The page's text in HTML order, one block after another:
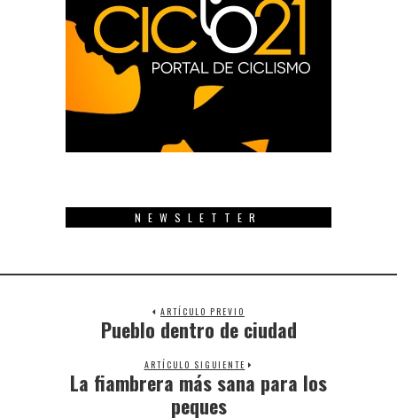
NEWSLETTER
ARTÍCULO PREVIO
Previous
Pueblo dentro de ciudad
ARTÍCULO SIGUIENTE
Next
La fiambrera más sana para los
peques